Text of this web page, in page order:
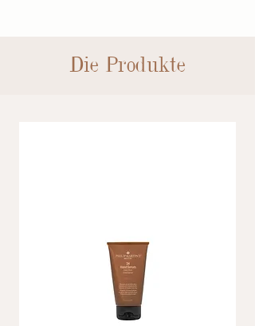
Die Produkte